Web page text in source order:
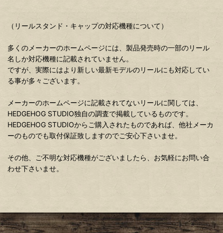
（リールスタンド・キャップの対応機種について）
多くのメーカーのホームページには、製品発売時の一部のリール
名しか対応機種に記載されていません。
ですが、実際にはより新しい最新モデルのリールにも対応してい
る事が多々ございます。
メーカーのホームページに記載されてないリールに関しては、
HEDGEHOG STUDIO独自の調査で掲載しているものです。
HEDGEHOG STUDIOからご購入されたものであれば、他社メーカ
ーのものでも取付保証致しますのでご安心下さいませ。
その他、ご不明な対応機種がございましたら、お気軽にお問い合
わせ下さいませ。